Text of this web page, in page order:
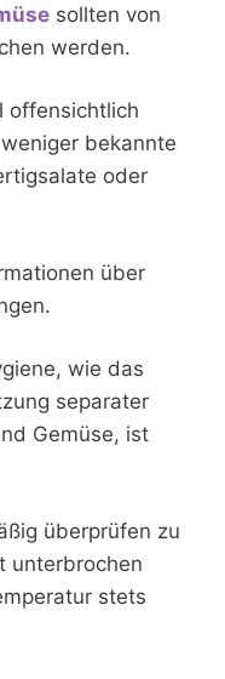
sollten von
werden.
offensichtlich
bekannte
oder
über
wie das
separater
Gemüse, ist
überprüfen zu
unterbrochen
stets